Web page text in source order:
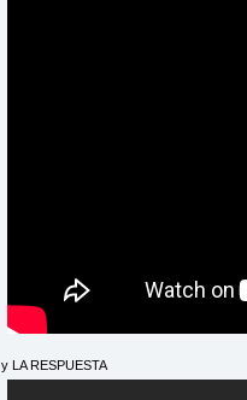
y LA RESPUESTA